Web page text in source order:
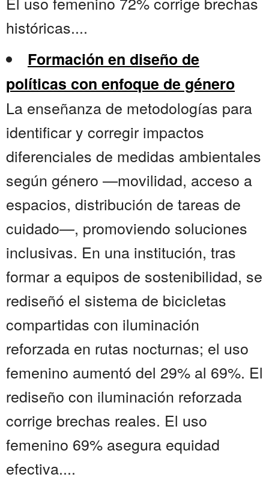
históricas....
Formación en diseño de
políticas con enfoque de género
La enseñanza de metodologías para
identificar y corregir impactos
diferenciales de medidas ambientales
según género —movilidad, acceso a
espacios, distribución de tareas de
cuidado—, promoviendo soluciones
inclusivas. En una institución, tras
formar a equipos de sostenibilidad, se
rediseñó el sistema de bicicletas
compartidas con iluminación
reforzada en rutas nocturnas; el uso
femenino aumentó del 29% al 69%. El
rediseño con iluminación reforzada
corrige brechas reales. El uso
femenino 69% asegura equidad
efectiva....